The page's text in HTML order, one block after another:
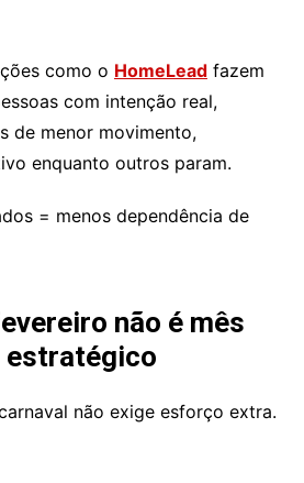
como o HomeLeadfazem
com intenção real,
de menor movimento,
enquanto outros param.
= menos dependência de
não é mês
estratégico
não exige esforço extra.